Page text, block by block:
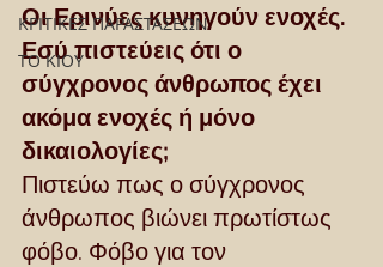
ΚΡΙΤΙΚΕΣ ΠΑΡΑΣΤΑΣΕΩΝ
ΤΟ ΚΙΟΥ
Οι Ερινύες κυνηγούν ενοχές.
Εσύ πιστεύεις ότι ο
σύγχρονος άνθρωπος έχει
ακόμα ενοχές ή μόνο
δικαιολογίες;
Πιστεύω πως ο σύγχρονος
άνθρωπος βιώνει πρωτίστως
φόβο. Φόβο για τον